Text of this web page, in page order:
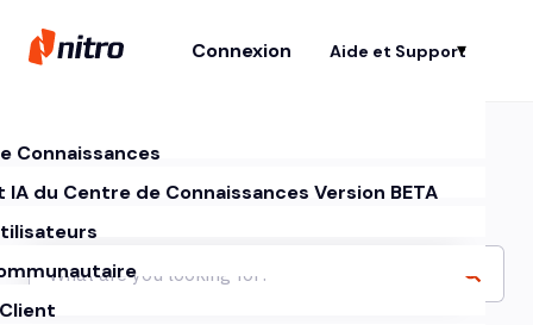
Connexion Aide et Support
Connaissances
du Centre de Connaissances Version BETA